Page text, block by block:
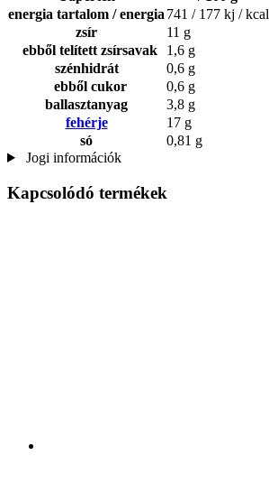
energia tartalom / energia 741 / 177 kj / kcal
zsír
11 g
ebből telített zsírsavak
1,6 g
szénhidrát
0,6 g
ebből cukor
0,6 g
ballasztanyag
3,8 g
fehérje
17 g
só
0,81 g
Jogi információk
Kapcsolódó termékek